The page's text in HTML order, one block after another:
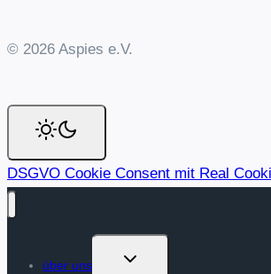
© 2026 Aspies e.V.
DSGVO Cookie Consent mit Real
über uns
Untermenü